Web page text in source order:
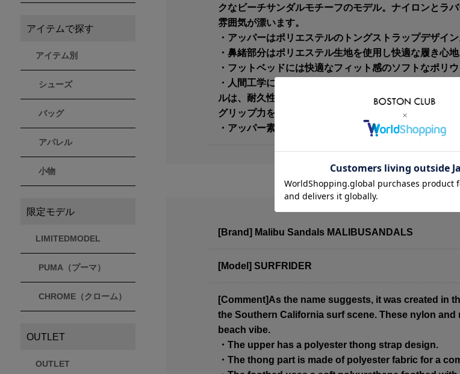
クなビーチサンダルモチーフのモデル。ナイロンとラ
雰囲気が漂います。
・アッパーはポリエステルのトングストラップデザイン
・鼻緒部分はポリエステル生地を使用し快適な履き心地
・フットベッドには快適なフィット感のソフトなポリ
・人間工学に基づいたアーチサポート、クッション性
ルは、耐久性のあるゴムで作られており、ブランドロ
グリップ力を発揮します
・アッパー素材：POLYESTER（ポリエステル）
[Brand] Malibu Sandals MALIBUSANDALS
[Model] SURFRIDER
[Comment]As the name suggests, it was created in
the Southern California surf scene. These nylon
beach vibe.
・The upper has a polyester thong strap design.
・The thong part is made of polyester fabric for a
アイテムで探す
アイテム別
シューズ
バッグ
アパレル
小物
限定モデル
LIMITEDMODEL
PUMA（プーマ）
CHROME（クローム）
OUTLET
OUTLET